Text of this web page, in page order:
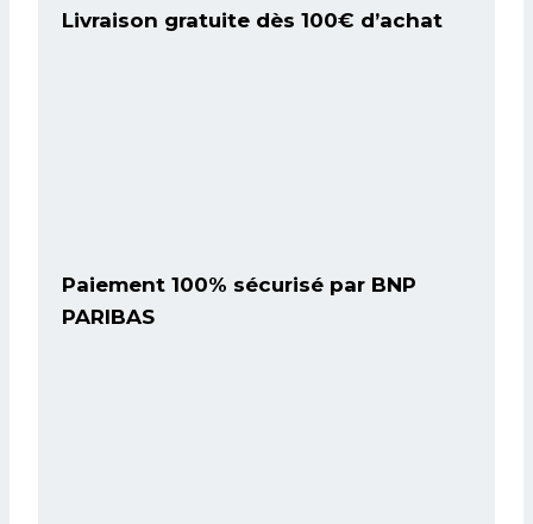
Livraison gratuite dès 100€ d’achat
Paiement 100% sécurisé par BNP
PARIBAS